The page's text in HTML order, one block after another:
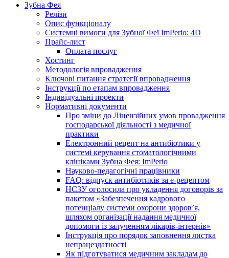
Зубна Фея
Релізи
Опис функціоналу
Системні вимоги для Зубної Феї ImPerio: 4D
Прайс-лист
Оплата послуг
Хостинг
Методологія впровадження
Ключові питання стратегії впровадження
Інструкції по етапам впровадження
Індивідуальні проекти
Нормативні документи
Про зміни до Ліцензійних умов провадження
господарської діяльності з медичної
практики
Електронний рецепт на антибіотики у
системі керування стоматологічними
клініками Зубна Фея: ImPerio
Науково-педагогічні працівники
FAQ: відпуск антибіотиків за е-рецептом
НСЗУ оголосила про укладення договорів за
пакетом «Забезпечення кадрового
потенціалу системи охорони здоров’я,
шляхом організації надання медичної
допомоги із залученням лікарів-інтернів»
Інструкція про порядок заповнення листка
непрацездатності
Як підготуватися медичним закладам до